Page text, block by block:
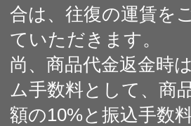
合は、往復の運賃を
ていただきます。
尚、商品代金返金時
ム手数料として、商
額の10%と振込手数